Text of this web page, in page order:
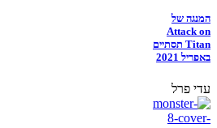
המנגה של
Attack on
Titan תסתיים
באפריל 2021
עדי פרל